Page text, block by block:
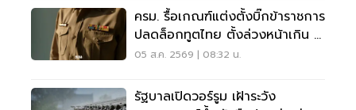
ครม. รื้อเกณฑ์แต่งตั้งบิ๊กข้าราชการ
ปลดล็อกทูตไทย ตั้งล่วงหน้าเกิน 2
เดือน
05 ส.ค. 2569 | 08:32 น.
รัฐบาลเปิดวอร์รูม เฝ้าระวัง